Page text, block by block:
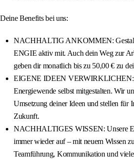
Deine Benefits bei uns:
NACHHALTIG ANKOMMEN:
ENGIE aktiv mit. Auch dein Weg zur
geben dir monatlich bis zu 50,00 € zu
EIGENE IDEEN VERWIRKLICHEN:
Energiewende selbst mitgestalten. Wir
Umsetzung deiner Ideen und stellen für
Zukunft.
NACHHALTIGES WISSEN: Unsere
immer wieder auf – mit neuem Wissen
Teamführung, Kommunikation und